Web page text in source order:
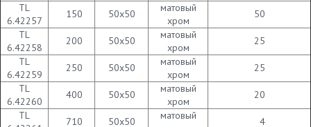
TL
6.42257
150 50х50
матовый
хром
50
TL
6.42258
200 50х50
матовый
хром
25
TL
6.42259
250 50х50
матовый
хром
25
TL
6.42260
400 50х50
матовый
хром
20
TL
710 50х50
матовый
4